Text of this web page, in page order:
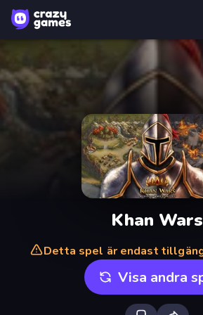
Khan Wars
Detta spel är endast
Visa andra